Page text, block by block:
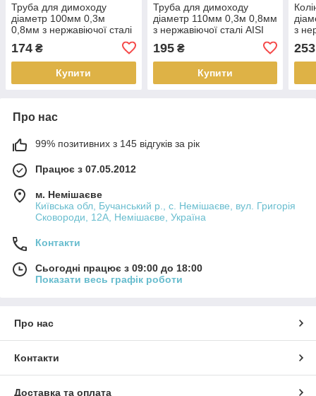
Труба для димоходу
діаметр 100мм 0,3м
0,8мм з нержавіючої сталі
174 ₴
Купити
Труба для димоходу
діаметр 110мм 0,3м 0,8мм
з нержавіючої сталі AISI
195₴
Купити
з
253
Про нас
99% позитивних з 145 відгуків за рік
Працює з 07.05.2012
м. Немішаєве
Київська обл, Бучанський р., с. Немішаєве, вул. Григорія
Сковороди, 12А, Немішаєве, Україна
Контакти
Сьогодні працює з 09:00 до 18:00
Показати весь графік роботи
Про нас
Контакти
Доставка та оплата